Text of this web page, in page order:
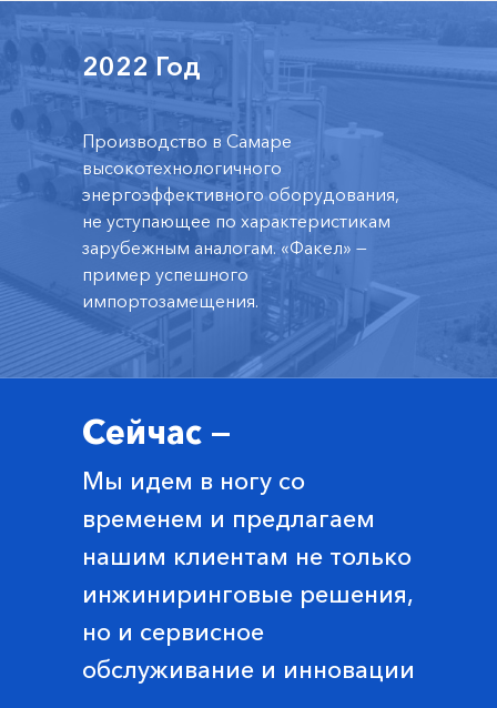
2022 Год
Производство в Самаре
высокотехнологичного
энергоэффективного оборудования,
не уступающее по характеристикам
зарубежным аналогам. «Факел» —
пример успешного
импортозамещения.
Мы идем в ногу со
временем и предлагаем
нашим клиентам не только
инжиниринговые решения,
но и сервисное
обслуживание и инновации
Сейчас —